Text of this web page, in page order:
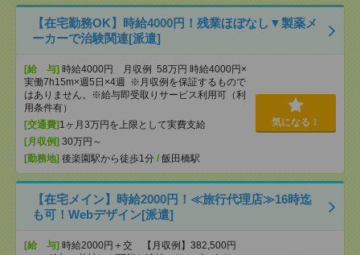
【在宅勤務OK】時給4000円！残業ほぼなし▼製薬メ
ーカーで治験関連[派遣]
[給 与] 時給4000円 月収例 58万円 時給4000円×
実働7h15m×週5日×4週 ※月収例を保証するもので
はありません。※給与即受取りサービス利用可（利
用条件有）
[交通費] 1ヶ月3万円を上限として実費支給
[月収例] 30万円～
[勤務地] 後楽園駅から徒歩1分 / 飯田橋駅
気になる！
【在宅メイン】時給2000円！≪旅行代理店≫16時迄
も可！Webデザイン[派遣]
[給 与] 時給2000円＋交 【月収例】382,500円